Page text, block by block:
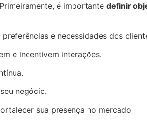
é importante definir
e necessidades dos
e incentivem interações.
negócio.
sua presença no mercado.